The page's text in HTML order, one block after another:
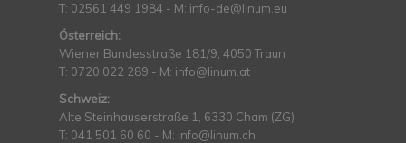
T: 02561 449 1984 - M: info-de@linum.eu
Österreich:
Wiener Bundesstraße 181/9, 4050 Traun
T: 0720 022 289 - M: info@linum.at
Schweiz:
Alte Steinhauserstraße 1, 6330 Cham (ZG)
T: 041 501 60 60 - M: info@linum.ch